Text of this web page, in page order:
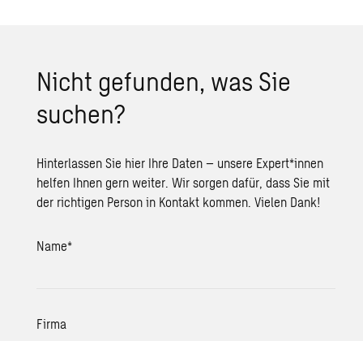
Nicht gefunden, was Sie
suchen?
Hinterlassen Sie hier Ihre Daten – unsere Expert*innen
helfen Ihnen gern weiter. Wir sorgen dafür, dass Sie mit
der richtigen Person in Kontakt kommen. Vielen Dank!
Name*
Firma